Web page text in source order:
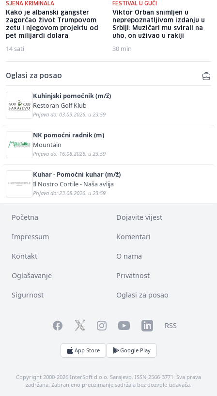
SJENA KRIMINALA
Kako je albanski gangster
zagorčao život Trumpovom
zetu i njegovom projektu od
pet milijardi dolara
14 sati
FESTIVAL U GUČI
Viktor Orban snimljen u
neprepoznatljivom izdanju u
Srbiji: Muzičari mu svirali na
uho, on uživao u rakiji
30 min
Oglasi za posao
Kuhinjski pomoćnik (m/ž)
Restoran Golf Klub
Prijava do: 03.09.2026. u 23:59
NK pomoćni radnik (m)
Mountain
Prijava do: 16.08.2026. u 23:59
Kuhar - Pomoćni kuhar (m/ž)
Il Nostro Cortile - Naša avlija
Prijava do: 23.08.2026. u 23:59
Početna Dojavite vijest
Impressum Komentari
Kontakt O nama
Oglašavanje Privatnost
Sigurnost Oglasi za posao
FacebookTwitterInstagramYouTubeLinkedInRSS
App Store Google Play
Copyright 2000-2026 InterSoft d.o.o. Sarajevo. ISSN 2566-3771. Sva prava
zadržana. Zabranjeno preuzimanje sadržaja bez dozvole izdavača.